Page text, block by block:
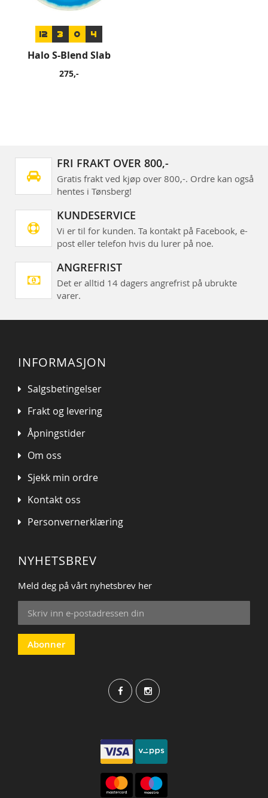
12 3 0 4
Halo S-Blend Slab
275,-
FRI FRAKT OVER 800,-
Gratis frakt ved kjøp over 800,-. Ordre kan også
hentes i Tønsberg!
KUNDESERVICE
Vi er til for kunden. Ta kontakt på Facebook, e-
post eller telefon hvis du lurer på noe.
ANGREFRIST
Det er alltid 14 dagers angrefrist på ubrukte
varer.
INFORMASJON
Salgsbetingelser
Frakt og levering
Åpningstider
Om oss
Sjekk min ordre
Kontakt oss
Personvernerklæring
NYHETSBREV
Meld deg på vårt nyhetsbrev her
Sign
Up
for
Our
Newsletter:
Abonner